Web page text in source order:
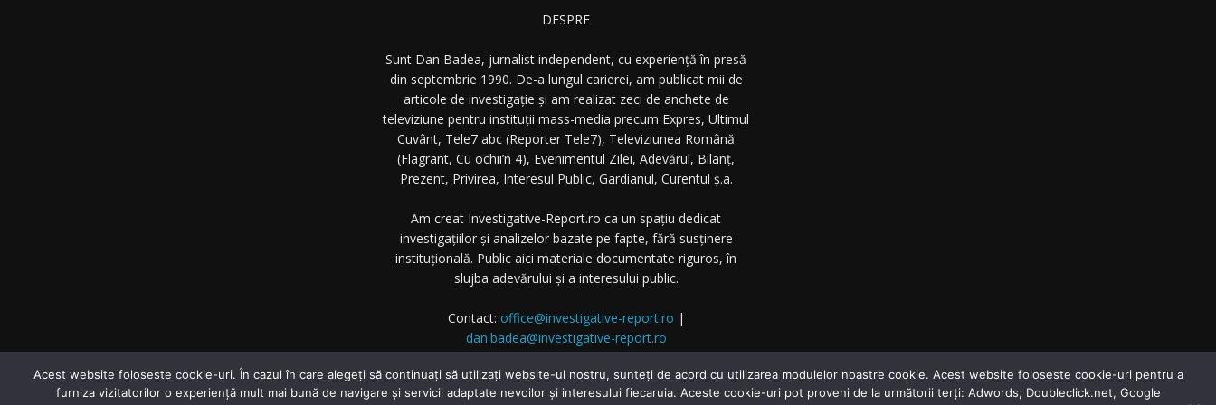
DESPRE
Sunt Dan Badea, jurnalist independent, cu experiență în presă
din septembrie 1990. De-a lungul carierei, am publicat mii de
articole de investigație și am realizat zeci de anchete de
televiziune pentru instituții mass-media precum Expres, Ultimul
Cuvânt, Tele7 abc (Reporter Tele7), Televiziunea Română
(Flagrant, Cu ochii’n 4), Evenimentul Zilei, Adevărul, Bilanț,
Prezent, Privirea, Interesul Public, Gardianul, Curentul ș.a.
Am creat Investigative-Report.ro ca un spațiu dedicat
investigațiilor și analizelor bazate pe fapte, fără susținere
instituțională. Public aici materiale documentate riguros, în
slujba adevărului și a interesului public.
Contact: office@investigative-report.ro |
dan.badea@investigative-report.ro
© 2025 Investigative-Report.ro. Toate drepturile rezervate.
Acest website foloseste cookie-uri. În cazul în care alegeți să continuați să utilizați website-ul nostru, sunteți de acord cu utilizarea modulelor noastre cookie. Acest website foloseste cookie-uri pentru a
furniza vizitatorilor o experiență mult mai bună de navigare și servicii adaptate nevoilor și interesului fiecaruia. Aceste cookie-uri pot proveni de la următorii terți: Adwords, Doubleclick.net, Google